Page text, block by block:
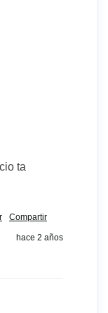
ta
Compartir
hace 2 años